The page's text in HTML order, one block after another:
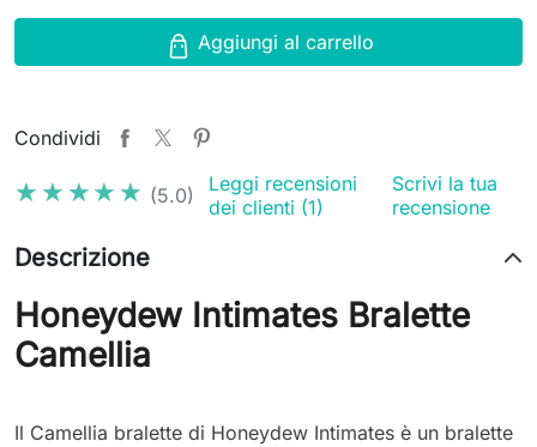
Aggiungi al carrello
Condividi
★★★★★
★★★★★ (5.0)
Leggi recensioni
dei clienti (1)
Scrivi la tua
recensione
Descrizione
Honeydew Intimates Bralette
Camellia
Il Camellia bralette di Honeydew Intimates è un bralette